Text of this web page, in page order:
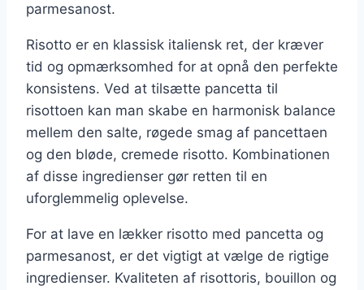
parmesanost.
Risotto er en klassisk italiensk ret, der kræver
tid og opmærksomhed for at opnå den perfekte
konsistens. Ved at tilsætte pancetta til
risottoen kan man skabe en harmonisk balance
mellem den salte, røgede smag af pancettaen
og den bløde, cremede risotto. Kombinationen
af disse ingredienser gør retten til en
uforglemmelig oplevelse.
For at lave en lækker risotto med pancetta og
parmesanost, er det vigtigt at vælge de rigtige
ingredienser. Kvaliteten af risottoris, bouillon og